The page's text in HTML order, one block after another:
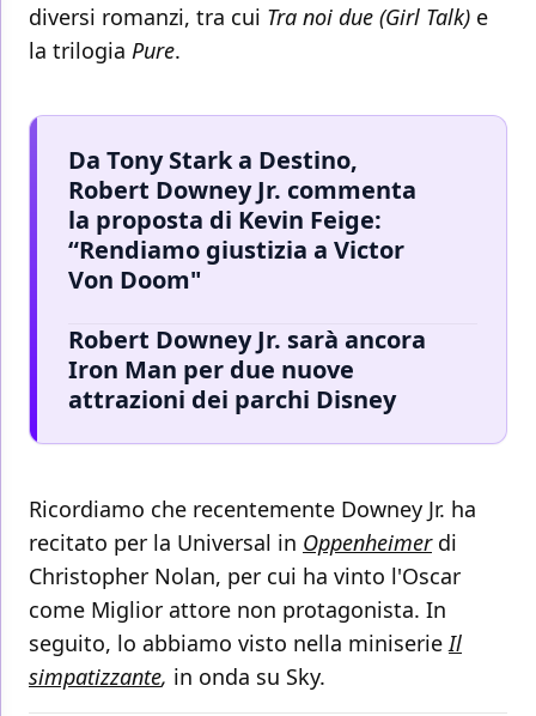
diversi romanzi, tra cui Tra noi due (Girl Talk) e
la trilogia Pure.
Da Tony Stark a Destino,
Robert Downey Jr. commenta
la proposta di Kevin Feige:
“Rendiamo giustizia a Victor
Von Doom"
Robert Downey Jr. sarà ancora
Iron Man per due nuove
attrazioni dei parchi Disney
Ricordiamo che recentemente Downey Jr. ha
recitato per la Universal in Oppenheimerdi
Christopher Nolan, per cui ha vinto l'Oscar
come Miglior attore non protagonista. In
seguito, lo abbiamo visto nella miniserieIl
simpatizzante, in onda su Sky.